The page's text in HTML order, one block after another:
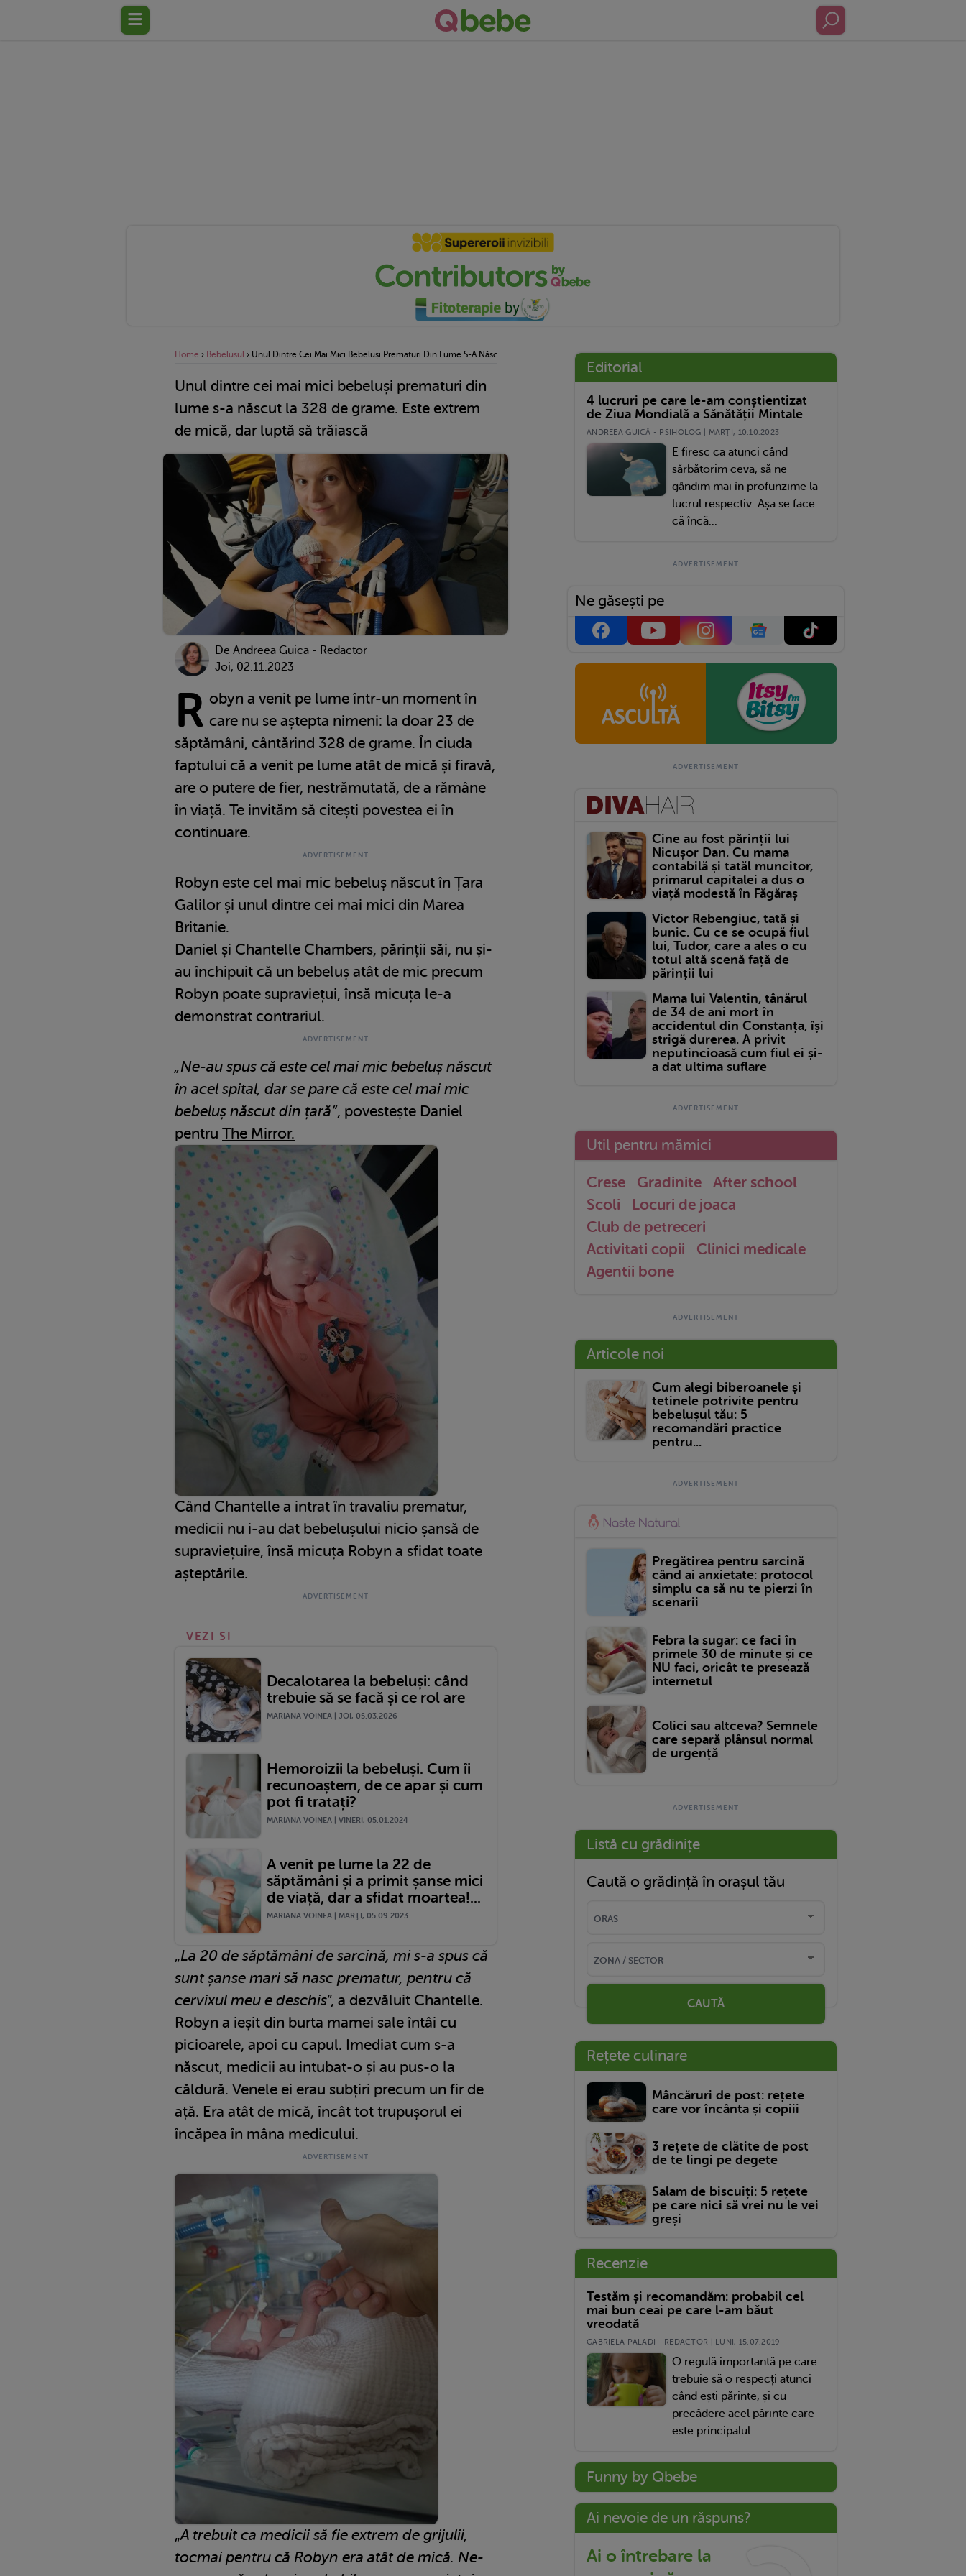
Home › Bebelusul › Unul Dintre Cei Mai Mici Bebeluși Prematuri Din Lume S-A Născut La 328 De Grame. Este Extrem De Mică, Dar Luptă Să Trăiască
Unul dintre cei mai mici bebeluși prematuri din
lume s-a născut la 328 de grame. Este extrem
de mică, dar luptă să trăiască
De Andreea Guica - Redactor
Joi, 02.11.2023
R obyn a venit pe lume într-un moment în
care nu se aștepta nimeni: la doar 23 de
săptămâni, cântărind 328 de grame. În ciuda
faptului că a venit pe lume atât de mică și firavă,
are o putere de fier, nestrămutată, de a rămâne
în viață. Te invităm să citești povestea ei în
continuare.
Robyn este cel mai mic bebeluș născut în Țara
Galilor și unul dintre cei mai mici din Marea
Britanie.
Daniel și Chantelle Chambers, părinții săi, nu și-
au închipuit că un bebeluș atât de mic precum
Robyn poate supraviețui, însă micuța le-a
demonstrat contrariul.
„Ne-au spus că este cel mai mic bebeluș născut
în acel spital, dar se pare că este cel mai mic
bebeluș născut din țară”, povestește Daniel
pentru The Mirror.
Când Chantelle a intrat în travaliu prematur,
medicii nu i-au dat bebelușului nicio șansă de
supraviețuire, însă micuța Robyn a sfidat toate
așteptările.
VEZI SI
Decalotarea la bebeluși: când
trebuie să se facă și ce rol are
MARIANA VOINEA | JOI, 05.03.2026
Hemoroizii la bebeluși. Cum îi
recunoaștem, de ce apar și cum
pot fi tratați?
MARIANA VOINEA | VINERI, 05.01.2024
A venit pe lume la 22 de
săptămâni și a primit șanse mici
de viață, dar a sfidat moartea!...
MARIANA VOINEA | MARŢI, 05.09.2023
„La 20 de săptămâni de sarcină, mi s-a spus că
sunt șanse mari să nasc prematur, pentru că
cervixul meu e deschis”, a dezvăluit Chantelle.
Robyn a ieșit din burta mamei sale întâi cu
picioarele, apoi cu capul. Imediat cum s-a
născut, medicii au intubat-o și au pus-o la
căldură. Venele ei erau subțiri precum un fir de
ață. Era atât de mică, încât tot trupușorul ei
încăpea în mâna medicului.
„A trebuit ca medicii să fie extrem de grijulii,
tocmai pentru că Robyn era atât de mică. Ne-
Editorial
4 lucruri pe care le-am conștientizat
de Ziua Mondială a Sănătății Mintale
ANDREEA GUICĂ - PSIHOLOG | MARŢI, 10.10.2023
E firesc ca atunci când
sărbătorim ceva, să ne
gândim mai în profunzime la
lucrul respectiv. Așa se face
că încă...
Ne găsești pe
Cine au fost părinții lui
Nicușor Dan. Cu mama
contabilă și tatăl muncitor,
primarul capitalei a dus o
viață modestă în Făgăraș
Victor Rebengiuc, tată și
bunic. Cu ce se ocupă fiul
lui, Tudor, care a ales o cu
totul altă scenă față de
părinții lui
Mama lui Valentin, tânărul
de 34 de ani mort în
accidentul din Constanța, își
strigă durerea. A privit
neputincioasă cum fiul ei și-
a dat ultima suflare
Util pentru mămici
Crese Gradinite
After school
Scoli
Locuri de joaca
Club de petreceri
Activitati copii
Clinici medicale
Agentii bone
Articole noi
Cum alegi biberoanele și
tetinele potrivite pentru
bebelușul tău: 5
recomandări practice
pentru...
Pregătirea pentru sarcină
când ai anxietate: protocol
simplu ca să nu te pierzi în
scenarii
Febra la sugar: ce faci în
primele 30 de minute și ce
NU faci, oricât te presează
internetul
Colici sau altceva? Semnele
care separă plânsul normal
de urgență
Listă cu grădinițe
Caută o grădință în orașul tău
CAUTĂ
Rețete culinare
Mâncăruri de post: rețete
care vor încânta și copiii
3 rețete de clătite de post
de te lingi pe degete
Salam de biscuiți: 5 rețete
pe care nici să vrei nu le vei
greși
Recenzie
Testăm și recomandăm: probabil cel
mai bun ceai pe care l-am băut
vreodată
GABRIELA PALADI - REDACTOR | LUNI, 15.07.2019
O regulă importantă pe care
trebuie să o respecți atunci
când ești părinte, și cu
precădere acel părinte care
este principalul...
Funny by Qbebe
Ai nevoie de un răspuns?
Ai o întrebare la